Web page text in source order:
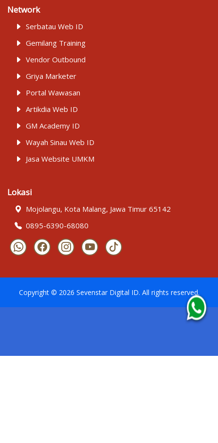
Network
Serbatau Web ID
Gemilang Training
Vendor Outbound
Griya Marketer
Portal Wawasan
Artikdia Web ID
GM Academy ID
Wayah Sinau Web ID
Jasa Website UMKM
Lokasi
Mojolangu, Kota Malang, Jawa Timur 65142
0895-6390-68080
Copyright © 2026 Sevenstar Digital ID. All rights reserved.